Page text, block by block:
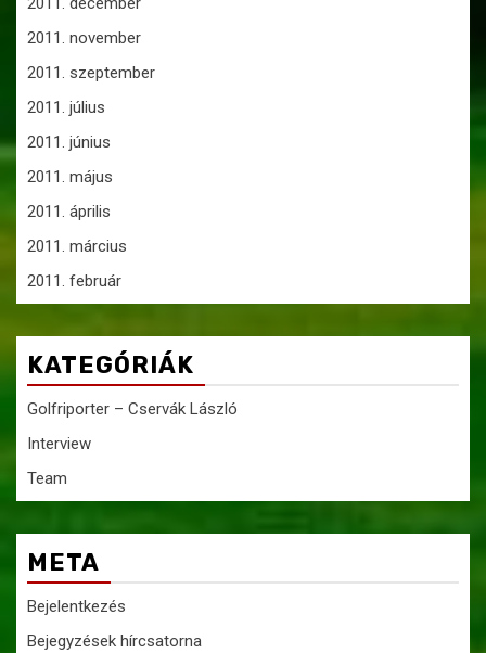
2011. november
2011. szeptember
2011. július
2011. június
2011. május
2011. április
2011. március
2011. február
KATEGÓRIÁK
Golfriporter – Cservák László
Interview
Team
META
Bejelentkezés
Bejegyzések hírcsatorna